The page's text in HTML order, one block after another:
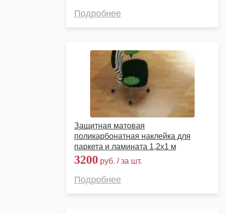
Подробнее
Защитная матовая
поликарбонатная наклейка для
паркета и ламината 1,2х1 м
3200 руб. / за шт.
Подробнее